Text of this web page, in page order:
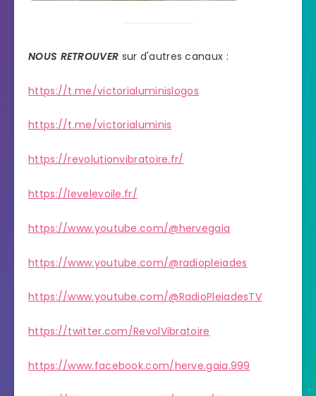
NOUS RETROUVER sur d'autres canaux :
https://t.me/victorialuminislogos
https://t.me/victorialuminis
https://revolutionvibratoire.fr/
https://levelevoile.fr/
https://www.youtube.com/@hervegaia
https://www.youtube.com/@radiopleiades
https://www.youtube.com/@RadioPleiadesTV
https://twitter.com/RevolVibratoire
https://www.facebook.com/herve.gaia.999